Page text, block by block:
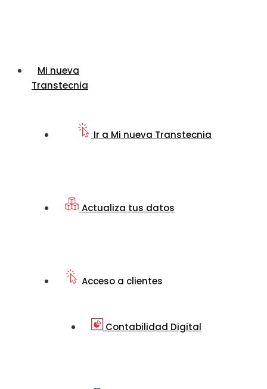
Mi nueva
Transtecnia
Ir a Mi nueva Transtecnia
Actualiza tus datos
Acceso a clientes
Contabilidad Digital